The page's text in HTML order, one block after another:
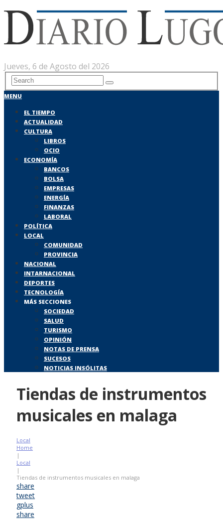
Jueves, 6 de Agosto del 2026
MENU
EL TIEMPO
ACTUALIDAD
CULTURA
LIBROS
OCIO
ECONOMÍA
BANCOS
BOLSA
EMPRESAS
ENERGÍA
FINANZAS
LABORAL
POLÍTICA
LOCAL
COMUNIDAD
PROVINCIA
NACIONAL
INTARNACIONAL
DEPORTES
TECNOLOGÍA
MÁS SECCIONES
SOCIEDAD
SALUD
TURISMO
OPINIÓN
NOTAS DE PRENSA
SUCESOS
NOTICIAS INSÓLITAS
Tiendas de instrumentos
musicales en malaga
Local
Home
|
Local
|
Tiendas de instrumentos musicales en malaga
share
tweet
gplus
share